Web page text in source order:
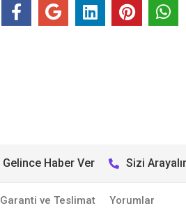
Gelince Haber Ver Sizi
Garanti ve Teslimat Yorumlar